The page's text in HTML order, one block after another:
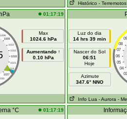
Histórico - Terremotos
01:17:19
1006
1009
1012
1015
1018
1021
1024
1027
Max
1024.6 hPa
Aumentando ↑
0.10 hPa
Luz do dia
14 hrs 39 min
Nascer do Sol
06:51
Hoje
Azimute
347.6° NNO
09
08
07
06
05
04
03
Info Lua - Aurora -
°C 01:17:19